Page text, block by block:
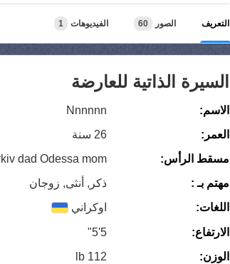
التعريف الصور 60 الفيديوهات 1
السيرة الذاتية للعارضة
الاسم:
Nnnnnn
العمر:
26 سنة
مسقط الرأس:
dad Odessa mom
مهتم بـ :
ذكر, أنثى, زوجان
اللغات:
اوكراني
الارتفاع:
5'5"
الوزن:
112 lb